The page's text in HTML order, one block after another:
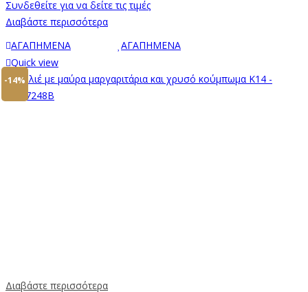
Συνδεθείτε για να δείτε τις τιμές
Διαβάστε περισσότερα
ΑΓΑΠΗΜΕΝΑ
ΑΓΑΠΗΜΕΝΑ
Quick view
-14%
Διαβάστε περισσότερα